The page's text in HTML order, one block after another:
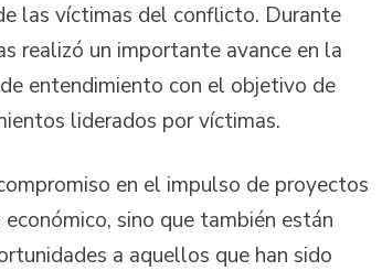
las víctimas del conflicto. Durante
realizó un importante avance en la
entendimiento con el objetivo de
liderados por víctimas.
en el impulso de proyectos
sino que también están
a aquellos que han sido